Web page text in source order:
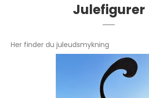
Julefigurer
Her finder du juleudsmykning